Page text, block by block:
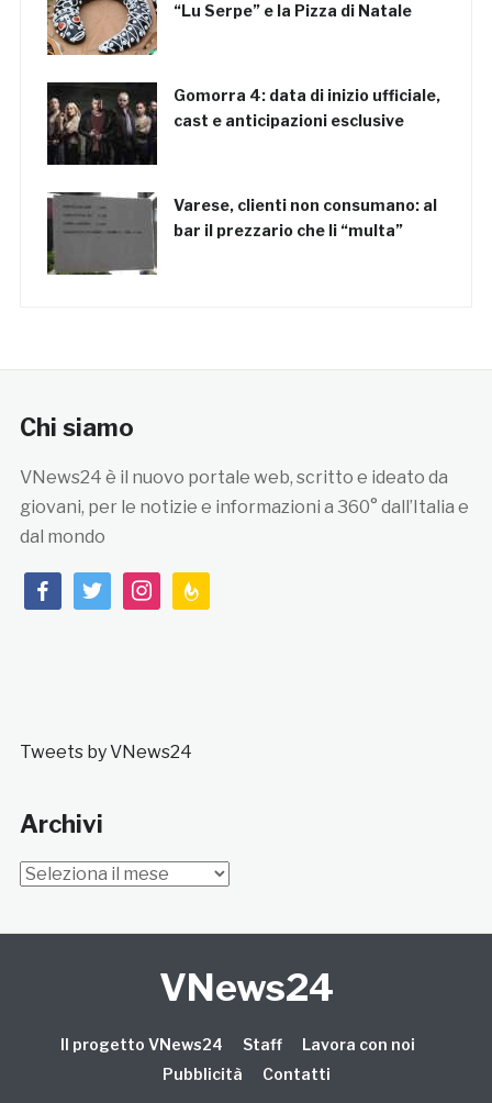
“Lu Serpe” e la Pizza di Natale
Gomorra 4: data di inizio ufficiale,
cast e anticipazioni esclusive
Varese, clienti non consumano: al
bar il prezzario che li “multa”
Chi siamo
VNews24 è il nuovo portale web, scritto e ideato da
giovani, per le notizie e informazioni a 360° dall’Italia e
dal mondo
facebooktwitterinstagramfeedburner
Tweets by VNews24
Archivi
Archivi
VNews24
Il progetto VNews24 Staff
Lavora con noi
Pubblicità
Contatti